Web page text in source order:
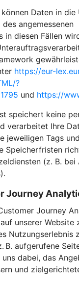
Daten in die
angemessenen
in diesen Fällen
https://eur-
?
und https://
speichert keine
verarbeitet Ihre
jeweiligen Tags
Speicherfristen
(z. B.
Journey
Journey
unserer Website
Nutzungserlebnis
B. aufgerufene
uns dabei, das
und